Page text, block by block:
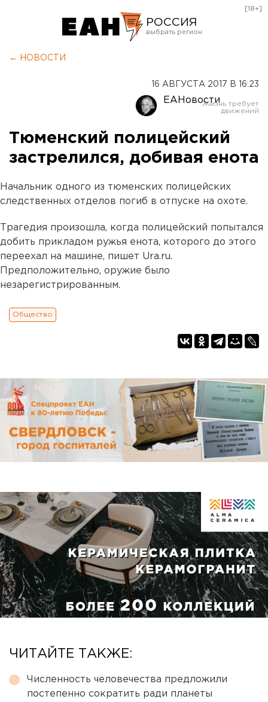
РОССИЯ
Оренбург
[18+]
← НОВОСТИ
16 АВГУСТА 2017 В 16:23
ЕАНовости
Тюменский полицейский
застрелился, добивая енота
Начальник одного из тюменских полицейских
следственных отделов погиб в отпуске на охоте.
Трагедия произошла, когда полицейский попытался
добить прикладом ружья енота, которого до этого
переехал на машине, пишет Ura.ru.
Предположительно, оружие было
незарегистрированным.
Общество
ЧИТАЙТЕ ТАКЖЕ:
Численность человечества предложили
постепенно сократить ради планеты